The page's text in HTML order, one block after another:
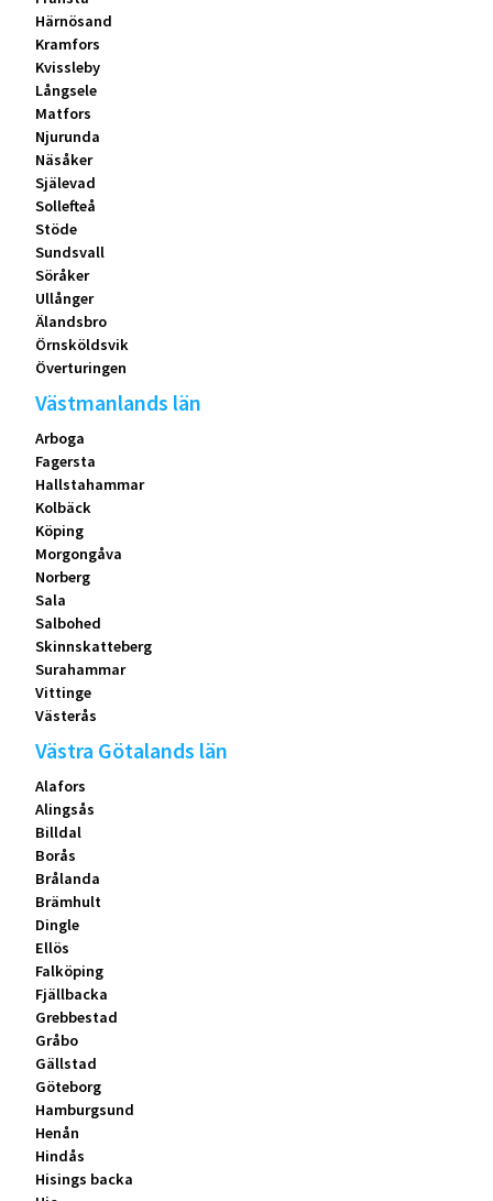
Härnösand
Kramfors
Kvissleby
Långsele
Matfors
Njurunda
Näsåker
Själevad
Sollefteå
Stöde
Sundsvall
Söråker
Ullånger
Älandsbro
Örnsköldsvik
Överturingen
Västmanlands län
Arboga
Fagersta
Hallstahammar
Kolbäck
Köping
Morgongåva
Norberg
Sala
Salbohed
Skinnskatteberg
Surahammar
Vittinge
Västerås
Västra Götalands län
Alafors
Alingsås
Billdal
Borås
Brålanda
Brämhult
Dingle
Ellös
Falköping
Fjällbacka
Grebbestad
Gråbo
Gällstad
Göteborg
Hamburgsund
Henån
Hindås
Hisings backa